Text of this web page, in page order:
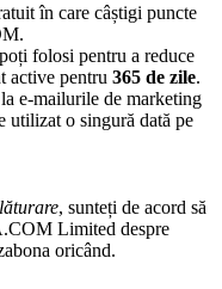
în care câștigi puncte
folosi pentru a reduce
active pentru 365 de zile.
e-mailurile de marketing
utilizat o singură dată pe
, sunteți de acord să
Limited despre
oricând.